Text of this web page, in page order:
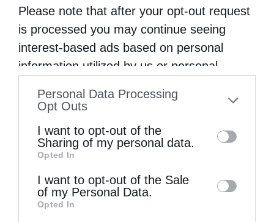
Please note that after your opt-out request
is processed you may continue seeing
interest-based ads based on personal
information utilized by us or personal
to your opt-out. You may separately opt-out
information by third parties on the IAB’s list
of downstream participants. This
information may also be disclosed by us to
third parties on theIAB’s List of
Downstream Participants
Personal Data Processing
Opt Outs
I want to opt-out of the
Sharing of my personal data.
Opted In
I want to opt-out of the Sale
of my Personal Data.
Opted In